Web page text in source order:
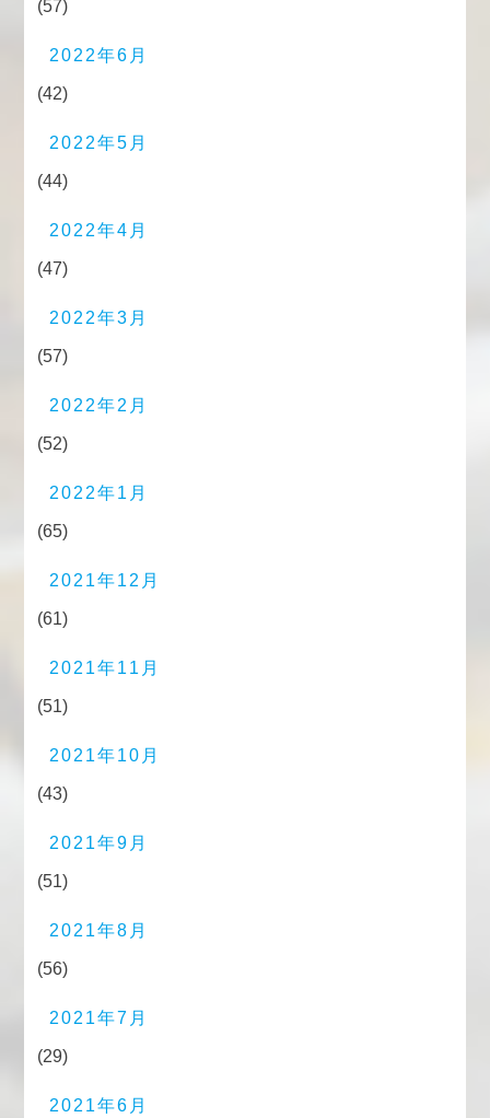
(57)
2022年6月
(42)
2022年5月
(44)
2022年4月
(47)
2022年3月
(57)
2022年2月
(52)
2022年1月
(65)
2021年12月
(61)
2021年11月
(51)
2021年10月
(43)
2021年9月
(51)
2021年8月
(56)
2021年7月
(29)
2021年6月